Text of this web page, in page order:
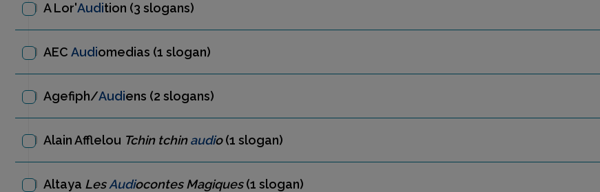
A Lor'Audition (3 slogans)
AEC Audiomedias (1 slogan)
Agefiph/Audiens (2 slogans)
Alain Afflelou Tchin tchinaudio(1 slogan)
Altaya LesAudiocontes Magiques(1 slogan)